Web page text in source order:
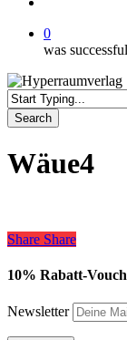
0
was
Search
Search
Wäue4
Share
Share Share
10% Rabatt-
Newsletter